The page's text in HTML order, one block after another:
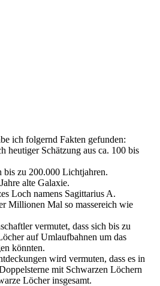
ich folgernd Fakten gefunden:
heutiger Schätzung aus ca. 100 bis
bis zu 200.000 Lichtjahren.
alte Galaxie.
Loch namens Sagittarius A.
Millionen Mal so massereich wie
vermutet, dass sich bis zu
auf Umlaufbahnen um das
könnten.
wird vermuten, dass es in
mit Schwarzen Löchern
Löcher insgesamt.